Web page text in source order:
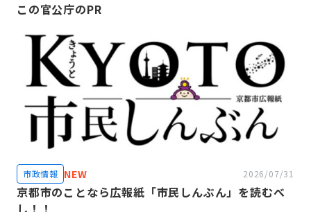
この官公庁のPR
京都市のことなら広報紙「市民しんぶん」を読むべ
市政情報 NEW 2026/07/31